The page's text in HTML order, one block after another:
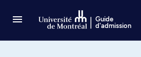
Guide
d'admission